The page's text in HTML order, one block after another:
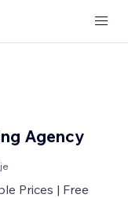
Agency
Prices | Free